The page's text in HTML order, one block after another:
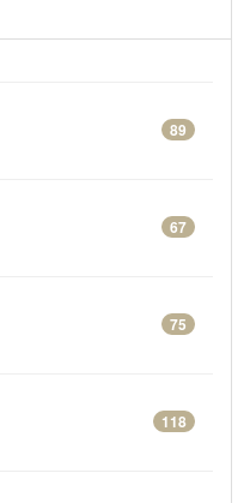
89
67
75
118